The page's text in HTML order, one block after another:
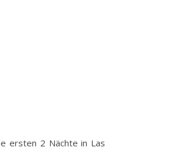
ersten 2 Nächte in Las